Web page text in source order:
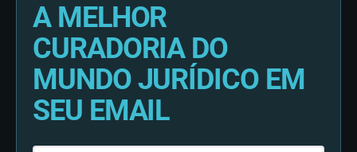
A MELHOR
CURADORIA DO
MUNDO JURÍDICO EM
SEU EMAIL